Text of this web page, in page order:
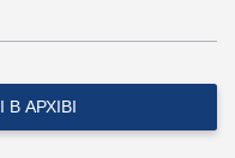
АРХІВІ